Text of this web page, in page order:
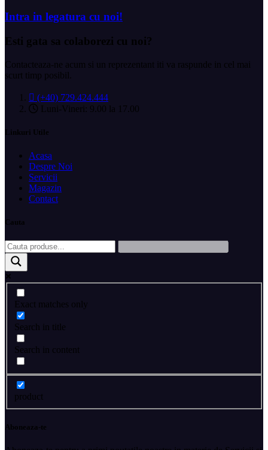
Intra in legatura cu noi!
Esti gata sa colaborezi cu noi?
Contacteaza-ne acum si un reprezentant iti va raspunde in cel mai
scurt timp posibil.
(+40) 729.424.444
Luni-Vineri: 9.00 la 17.00
Linkuri Utile
Acasa
Despre Noi
Servicii
Magazin
Contact
Cauta
Exact matches only
Search in title
Search in content
product
Aboneaza-te